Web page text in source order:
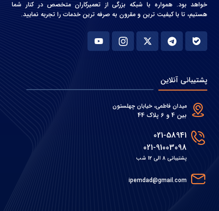
خواهد بود. همواره با شبکه بزرگی از تعمیرکاران متخصص در کنار شما
هستیم، تا با کیفیت ترین و مقرون به صرفه ترین خدمات را تجربه نمایید.
پشتیبانی آنلاین
میدان فاطمی، خیابان چهلستون
بین 4 و 6 پلاک 44
021-58941
021-91003098
پشتیبانی 8 الی 12 شب
ipemdad@gmail.com